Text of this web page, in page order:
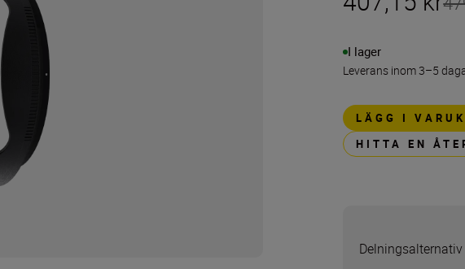
I lager
Leverans inom 3–5
LÄGG I
HITTA EN
Delningsalternativ